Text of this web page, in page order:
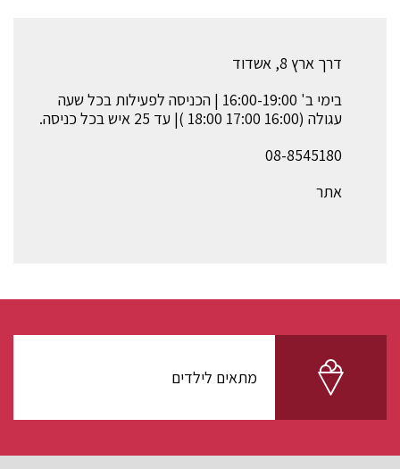
דרך ארץ 8, אשדוד
בימי ב' 16:00-19:00 | הכניסה לפעילות בכל שעה
עגולה (16:00 17:00 18:00 )| עד 25 איש בכל כניסה.
08-8545180
אתר
מתאים לילדים